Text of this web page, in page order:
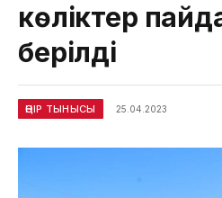
көліктер
берілді
ӨҢІР ТЫНЫСЫ 25.04.2023